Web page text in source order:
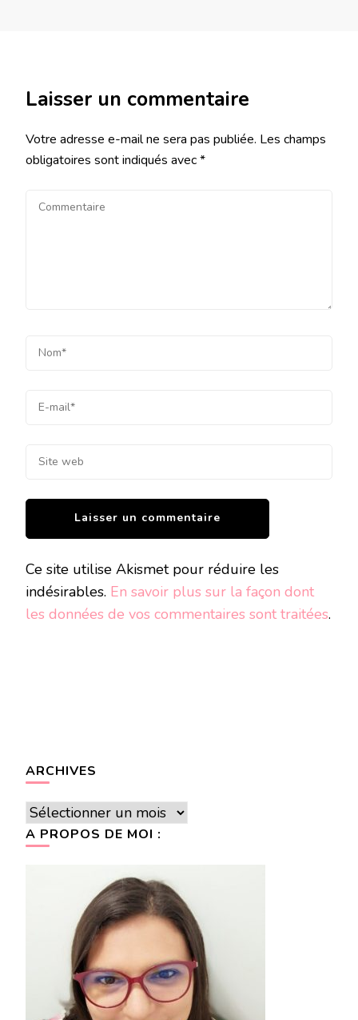
Laisser un commentaire
Votre adresse e-mail ne sera pas publiée. Les champs
obligatoires sont indiqués avec*
Ce site utilise Akismet pour réduire les
indésirables. En savoir plus sur la façon dont
les données de vos commentaires sont traitées.
ARCHIVES
Archives
A PROPOS DE MOI :